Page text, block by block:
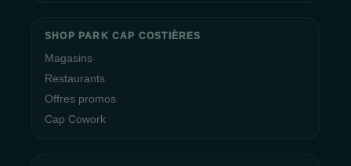
SHOP PARK CAP COSTIÈRES
Magasins
Restaurants
Offres promos
Cap Cowork